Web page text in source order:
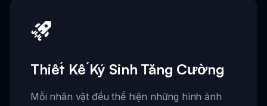
Thiết Kế Ký Sinh Tăng Cường
Mỗi nhân vật đều thể hiện những hình ảnh